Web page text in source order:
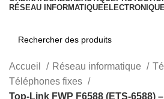
RÉSEAU INFORMATIQUE
Rechercher
Accueil Réseau informatique
Téléphones fixes
Top‑Link FWP F6588 (ETS‑6588)